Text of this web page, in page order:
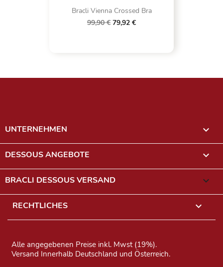
Bracli Vienna Crossed Bra
99,90 € 79,92 €
UNTERNEHMEN 
DESSOUS ANGEBOTE 
BRACLI DESSOUS VERSAND keyboard_arrow_down
RECHTLICHES 
Alle angegebenen Preise inkl. Mwst (19%).
Versand Innerhalb Deutschland und Österreich.